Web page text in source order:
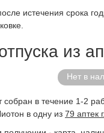
истечения срока
из
Нет в
собран в течение 1-2
в одну из 79 аптек